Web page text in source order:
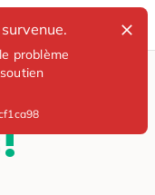
problème